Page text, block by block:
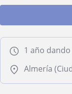
1 año dando